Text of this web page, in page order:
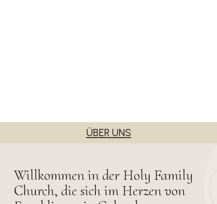
ÜBER UNS
Willkommen in der Holy Family
Church, die sich im Herzen von